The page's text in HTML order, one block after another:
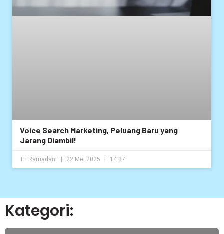
Voice Search Marketing, Peluang Baru yang
Jarang Diambil!
Tri Ramadani 22 Mei 2025 14:37
Kategori: